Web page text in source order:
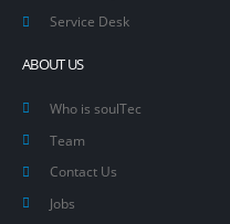
Service Desk
ABOUT US
Who is soulTec
Team
Contact Us
Jobs